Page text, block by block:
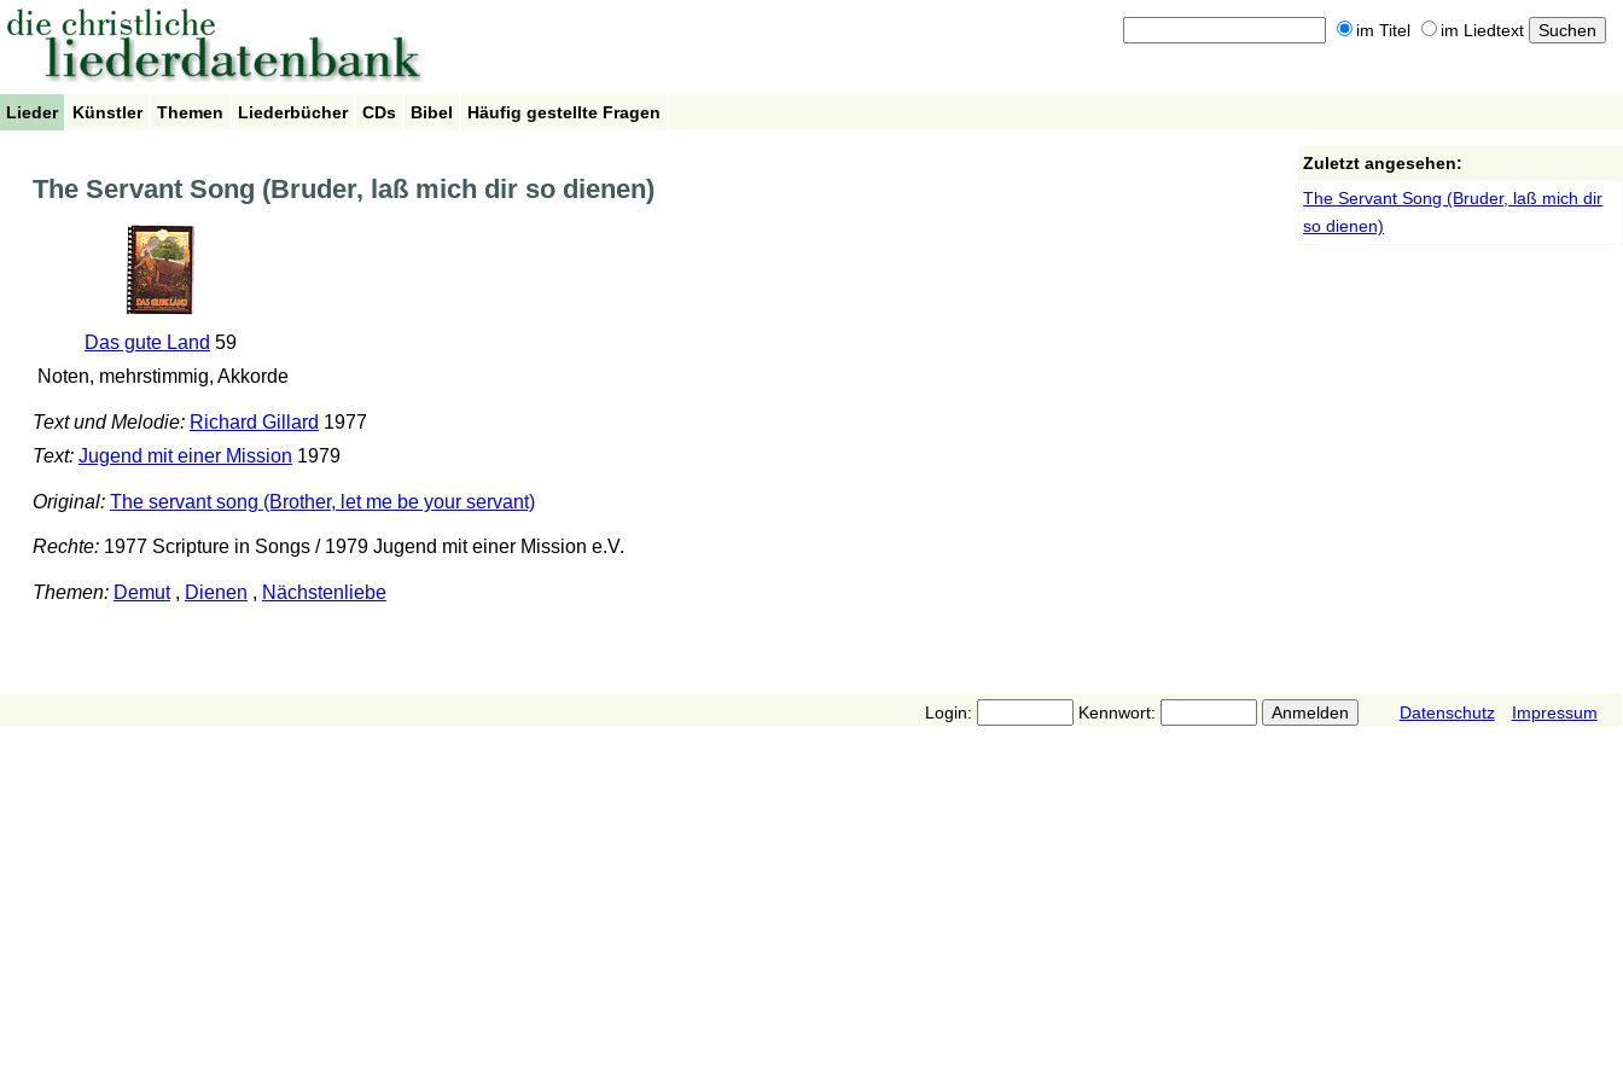
im Titel im Liedtext
Lieder Künstler Themen Liederbücher CDs Bibel Häufig gestellte Fragen
The Servant Song (Bruder, laß mich dir so dienen)
Das gute Land 59
Noten, mehrstimmig, Akkorde
Text und Melodie: Richard Gillard 1977
Text: Jugend mit einer Mission 1979
Original: The servant song (Brother, let me be your servant)
Rechte:1977 Scripture in Songs / 1979 Jugend mit einer Mission e.V.
Themen: Demut, Dienen , Nächstenliebe
Zuletzt angesehen:
The Servant Song (Bruder, laß mich dir
so dienen)
Login: Kennwort: Datenschutz Impressum